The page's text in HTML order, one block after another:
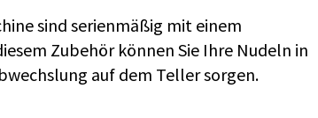
sind serienmäßig mit einem
Zubehör können Sie Ihre Nudeln in
auf dem Teller sorgen.